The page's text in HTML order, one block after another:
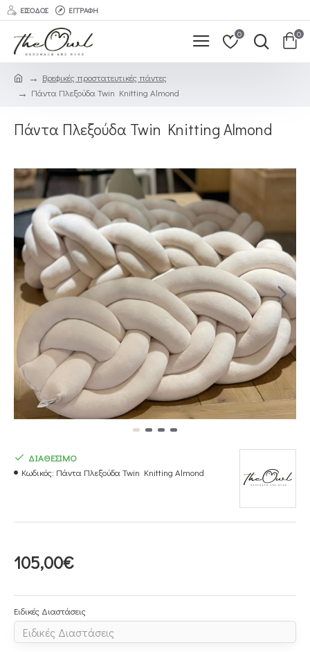
ΕΊΣΟΔΟΣ ΕΓΓΡΑΦΉ
0 0
Βρεφικές προστατευτικές πάντες
Πάντα Πλεξούδα Twin Knitting Almond
Πάντα Πλεξούδα Twin Knitting Almond
105,00€
ΔΙΑΘΕΣΙΜΟ
Κωδικός: Πάντα Πλεξούδα Twin Knitting Almond
Ειδικές Διαστάσεις